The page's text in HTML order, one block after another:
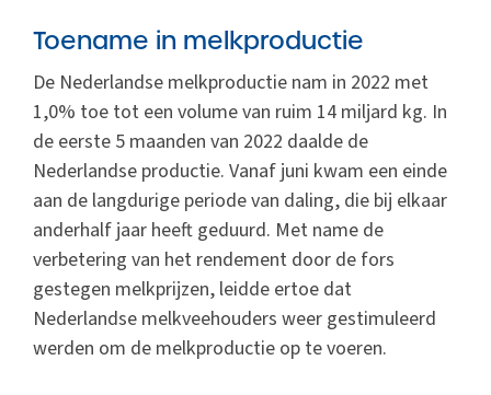
Toename in melkproductie
De Nederlandse melkproductie nam in 2022 met
1,0% toe tot een volume van ruim 14 miljard kg. In
de eerste 5 maanden van 2022 daalde de
Nederlandse productie. Vanaf juni kwam een einde
aan de langdurige periode van daling, die bij elkaar
anderhalf jaar heeft geduurd. Met name de
verbetering van het rendement door de fors
gestegen melkprijzen, leidde ertoe dat
Nederlandse melkveehouders weer gestimuleerd
werden om de melkproductie op te voeren.